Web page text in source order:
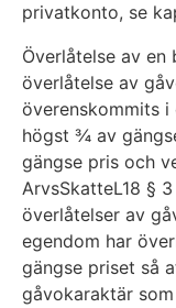
privatkonto, se
Överlåtelse av en
överlåtelse av
överenskommits
högst ¾ av
gängse pris och
ArvsSkatteL18 §
överlåtelser av
egendom har
gängse priset så
gåvokaraktär